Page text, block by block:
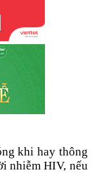
khi hay thông
nhiễm HIV, nếu